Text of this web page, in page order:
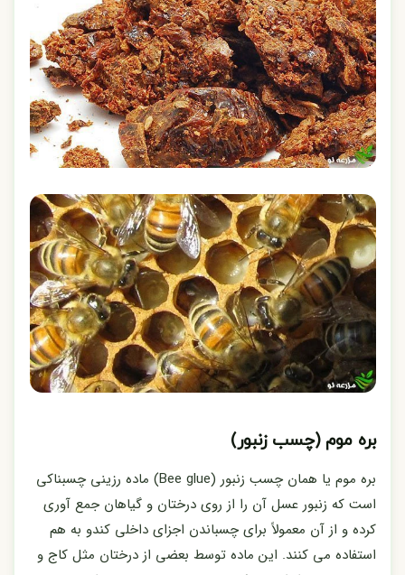
بره موم (چسب زنبور)
بره موم یا همان چسب زنبور (Bee glue) ماده رزینی چسبناکی
است که زنبور عسل آن را از روی درختان و گیاهان جمع آوری
کرده و از آن معمولاً برای چسباندن اجزای داخلی کندو به هم
استفاده می کنند. این ماده توسط بعضی از درختان مثل کاج و